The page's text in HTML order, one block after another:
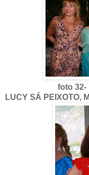
foto 32-
LUCY SÁ PEIXOTO,